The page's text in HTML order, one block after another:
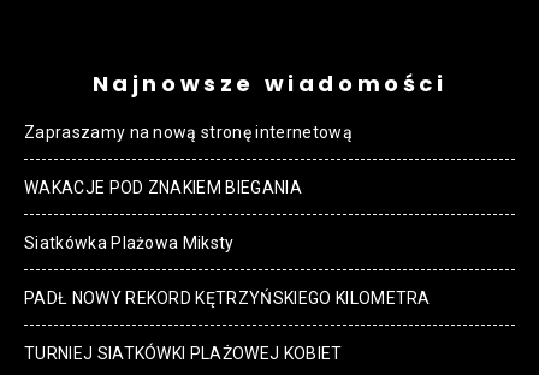
Najnowsze wiadomości
Zapraszamy na nową stronę internetową
WAKACJE POD ZNAKIEM BIEGANIA
Siatkówka Plażowa Miksty
PADŁ NOWY REKORD KĘTRZYŃSKIEGO KILOMETRA
TURNIEJ SIATKÓWKI PLAŻOWEJ KOBIET